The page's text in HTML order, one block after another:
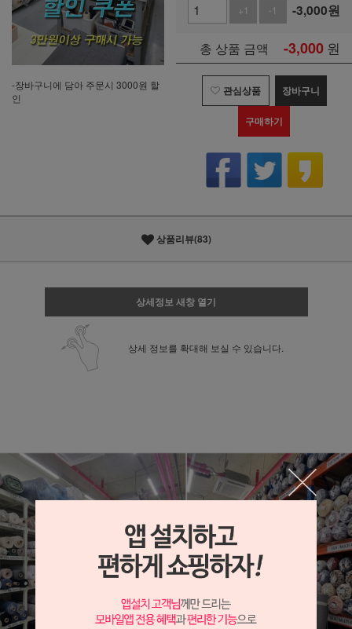
-장바구니에 담아 주문시 3000원 할
인
+1
-1 -3,000원
총 상품 금액 -3,000 원
관심상품 장바구니
구매하기
상품리뷰(83)
상세정보 새창 열기
상세 정보를 확대해 보실 수 있습니다.